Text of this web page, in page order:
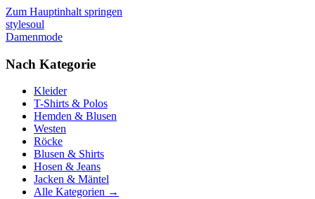
Zum Hauptinhalt springen
stylesoul
Damenmode
Nach Kategorie
Kleider
T-Shirts & Polos
Hemden & Blusen
Westen
Röcke
Blusen & Shirts
Hosen & Jeans
Jacken & Mäntel
Alle Kategorien →